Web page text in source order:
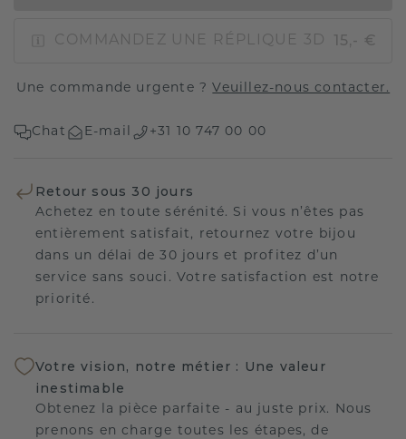
COMMANDEZ UNE RÉPLIQUE 3D 15,- €
Une commande urgente ?Veuillez-nous contacter.
Chat E-mail +31 10 747 00 00
Retour sous 30 jours
Achetez en toute sérénité. Si vous n’êtes pas
entièrement satisfait, retournez votre bijou
dans un délai de 30 jours et profitez d’un
service sans souci. Votre satisfaction est notre
priorité.
Votre vision, notre métier : Une valeur
inestimable
Obtenez la pièce parfaite - au juste prix. Nous
prenons en charge toutes les étapes, de